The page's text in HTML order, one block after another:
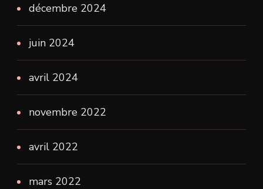
décembre 2024
juin 2024
avril 2024
novembre 2022
avril 2022
mars 2022